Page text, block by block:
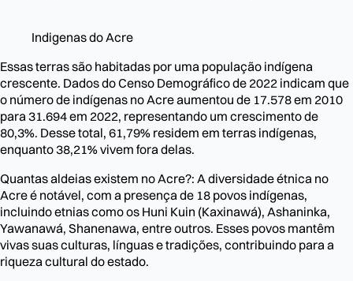
Indigenas do Acre
Essas terras são habitadas por uma população indígena
crescente. Dados do Censo Demográfico de 2022 indicam que
o número de indígenas no Acre aumentou de 17.578 em 2010
para 31.694 em 2022, representando um crescimento de
80,3%. Desse total, 61,79% residem em terras indígenas,
enquanto 38,21% vivem fora delas.
Quantas aldeias existem no Acre?: A diversidade étnica no
Acre é notável, com a presença de 18 povos indígenas,
incluindo etnias como os Huni Kuin (Kaxinawá), Ashaninka,
Yawanawá, Shanenawa, entre outros. Esses povos mantêm
vivas suas culturas, línguas e tradições, contribuindo para a
riqueza cultural do estado.